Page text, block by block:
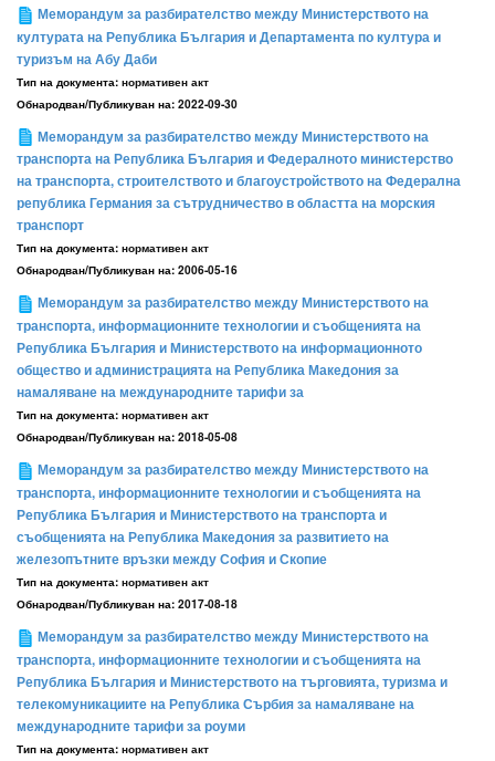
Меморандум за разбирателство между Министерството на
културата на Република България и Департамента по култура и
туризъм на Абу Даби
Тип на документа: нормативен акт
Обнародван/Публикуван на: 2022-09-30
Меморандум за разбирателство между Министерството на
транспорта на Република България и Федералното министерство
на транспорта, строителството и благоустройството на Федерална
република Германия за сътрудничество в областта на морския
транспорт
Тип на документа: нормативен акт
Обнародван/Публикуван на: 2006-05-16
Меморандум за разбирателство между Министерството на
транспорта, информационните технологии и съобщенията на
Република България и Министерството на информационното
общество и администрацията на Република Македония за
намаляване на международните тарифи за
Тип на документа: нормативен акт
Обнародван/Публикуван на: 2018-05-08
Меморандум за разбирателство между Министерството на
транспорта, информационните технологии и съобщенията на
Република България и Министерството на транспорта и
съобщенията на Република Македония за развитието на
железопътните връзки между София и Скопие
Тип на документа: нормативен акт
Обнародван/Публикуван на: 2017-08-18
Меморандум за разбирателство между Министерството на
транспорта, информационните технологии и съобщенията на
Република България и Министерството на търговията, туризма и
телекомуникациите на Република Сърбия за намаляване на
международните тарифи за роуми
Тип на документа: нормативен акт